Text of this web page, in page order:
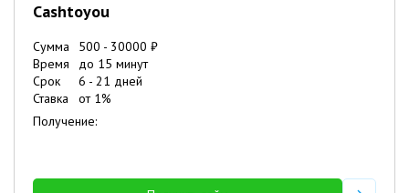
Cashtoyou
Сумма 500 - 30000 ₽
Время
до 15 минут
Срок
6 - 21 дней
Ставка
от 1%
Получение: